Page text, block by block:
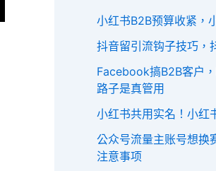
小红书B2B预算收紧，
抖音留引流钩子技巧，
Facebook搞B2B客户
路子是真管用
小红书共用实名！小红
公众号流量主账号想换
注意事项